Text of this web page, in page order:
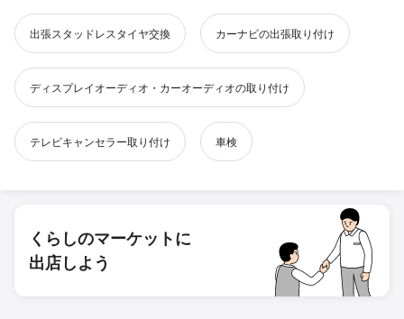
出張スタッドレスタイヤ交換 カーナビの出張取り付け
ディスプレイオーディオ・カーオーディオの取り付け
テレビキャンセラー取り付け 車検
くらしのマーケットに
出店しよう